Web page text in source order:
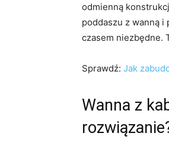
odmienną
poddaszu z wanną i
czasem niezbędne.
Sprawdź: Jak
Wanna z